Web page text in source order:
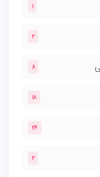
1
2
8
18
26
2